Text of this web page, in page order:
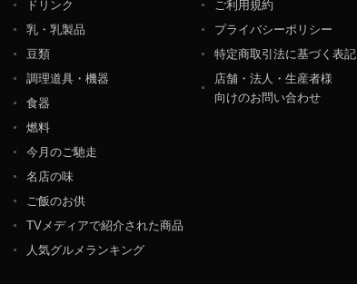
ドリンク
乳・乳製品
豆類
調理道具・機器
食器
燃料
今月のご馳走
名店の味
ご飯のお供
TVメディアで紹介された商品
人気グルメランキング
ご利用規約
プライバシーポリシー
特定商取引法に基づく表記
店舗・法人・生産者様
向けのお問い合わせ